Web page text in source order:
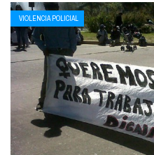
VIOLENCIA POLICIAL